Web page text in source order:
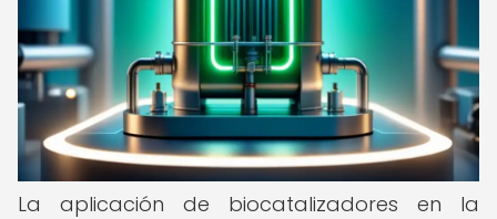
La aplicación de biocatalizadores en la